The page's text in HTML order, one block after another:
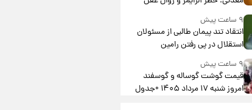
افزایش می‌یابد؟
۹ ساعت پیش
انتقاد تند پیمان طالبی از مسئولان
استقلال در پی رفتن رامین
رضاییان+ عکس
۹ ساعت پیش
قیمت گوشت گوساله و گوسفند
امروز شنبه ۱۷ مرداد ۱۴۰۵ +جدول